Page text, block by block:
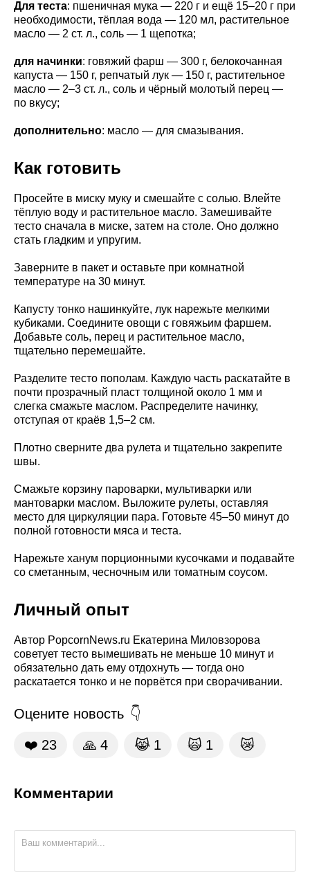
Для теста: пшеничная мука — 220 г и ещё 15–20 г при
необходимости, тёплая вода — 120 мл, растительное
масло — 2 ст. л., соль — 1 щепотка;
для начинки: говяжий фарш — 300 г, белокочанная
капуста — 150 г, репчатый лук — 150 г, растительное
масло — 2–3 ст. л., соль и чёрный молотый перец —
по вкусу;
дополнительно: масло — для смазывания.
Как готовить
Просейте в миску муку и смешайте с солью. Влейте
тёплую воду и растительное масло. Замешивайте
тесто сначала в миске, затем на столе. Оно должно
стать гладким и упругим.
Заверните в пакет и оставьте при комнатной
температуре на 30 минут.
Капусту тонко нашинкуйте, лук нарежьте мелкими
кубиками. Соедините овощи с говяжьим фаршем.
Добавьте соль, перец и растительное масло,
тщательно перемешайте.
Разделите тесто пополам. Каждую часть раскатайте в
почти прозрачный пласт толщиной около 1 мм и
слегка смажьте маслом. Распределите начинку,
отступая от краёв 1,5–2 см.
Плотно сверните два рулета и тщательно закрепите
швы.
Смажьте корзину пароварки, мультиварки или
мантоварки маслом. Выложите рулеты, оставляя
место для циркуляции пара. Готовьте 45–50 минут до
полной готовности мяса и теста.
Нарежьте ханум порционными кусочками и подавайте
со сметанным, чесночным или томатным соусом.
Личный опыт
Автор PopcornNews.ru Екатерина Миловзорова
советует тесто вымешивать не меньше 10 минут и
обязательно дать ему отдохнуть — тогда оно
раскатается тонко и не порвётся при сворачивании.
Оцените новость
❤️ 23 🙏 4 😹 1 🙀 1 😿
Комментарии